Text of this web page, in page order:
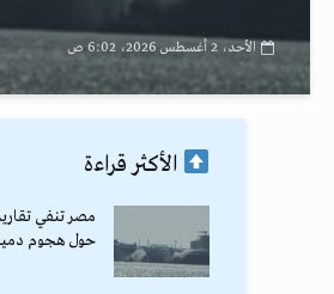
الأحد، 2 أغسطس 2026، 6:02 ص
الأكثر قراءة
مصر تنفي
حول هجوم